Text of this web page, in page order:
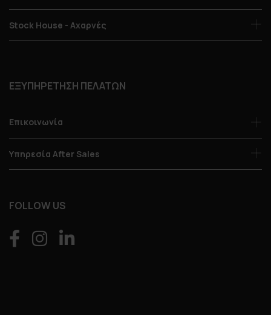
Stock House - Αχαρνές
ΕΞΥΠΗΡΕΤΗΣΗ ΠΕΛΑΤΩΝ
Επικοινωνία
Υπηρεσία After Sales
FOLLOW US